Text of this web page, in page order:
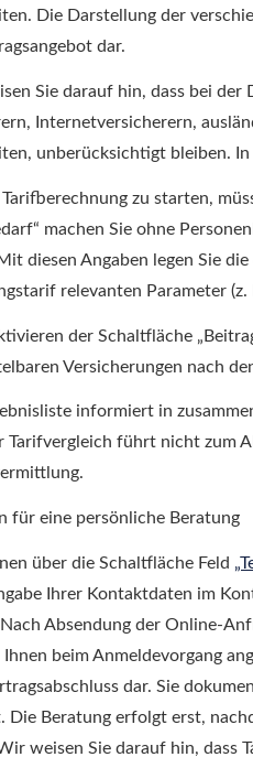
Die Darstellung der
dar.
Sie darauf hin, dass bei der
Internetversicherern,
unberücksichtigt bleiben.
zu starten,
machen Sie ohne
diesen Angaben legen Sie
relevanten Parameter
der Schaltfläche
Versicherungen nach
informiert in
Tarifvergleich führt nicht zum
eine persönliche Beratung
über die Schaltfläche Feld
Ihrer Kontaktdaten im
Absendung der Online-
beim Anmeldevorgang
dar. Sie
Die Beratung erfolgt erst,
weisen Sie darauf hin, dass